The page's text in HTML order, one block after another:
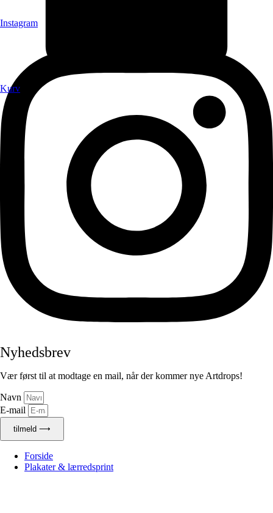
Kurv
Instagram
Nyhedsbrev
Vær først til at modtage en mail, når der kommer nye Artdrops!
Navn
E-mail
tilmeld ⟶
Forside
Plakater & lærredsprint